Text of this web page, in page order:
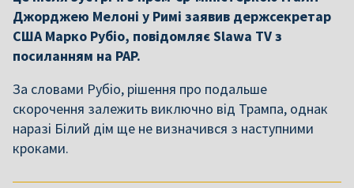
Джорджею Мелоні у Римі заявив держсекретар
США Марко Рубіо, повідомляє Slawa TV з
посиланням на PAP.
За словами Рубіо, рішення про подальше
скорочення залежить виключно від Трампа, однак
наразі Білий дім ще не визначився з наступними
кроками.